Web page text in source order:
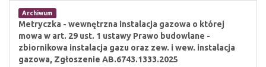
Archiwum
Metryczka - wewnętrzna instalacja gazowa o której
mowa w art. 29 ust. 1 ustawy Prawo budowlane -
zbiornikowa instalacja gazu oraz zew. i wew. instalacja
gazowa, Zgłoszenie AB.6743.1333.2025